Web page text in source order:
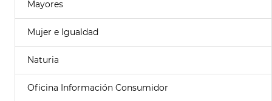
Mayores
Mujer e Igualdad
Naturia
Oficina Información Consumidor